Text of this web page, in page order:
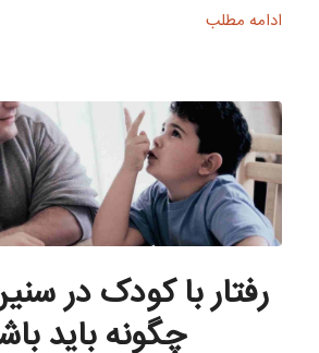
ادامه مطلب
رفتار با کودک در
چگونه باید